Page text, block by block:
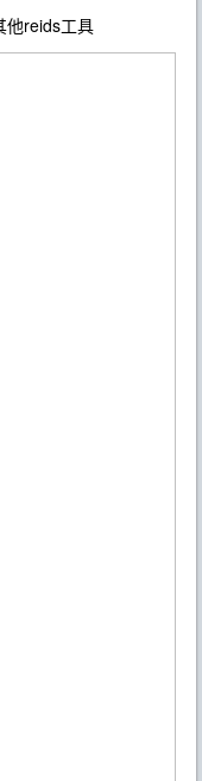
他reids工具